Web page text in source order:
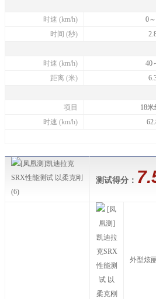
时速 (km/h)
0
时间 (秒)
时速 (km/h)
40
距离 (米)
项目
18
时速 (km/h)
测试得分：
外型炫